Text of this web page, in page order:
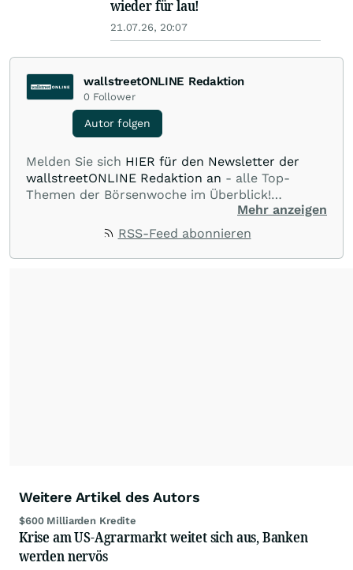
wieder für lau!
21.07.26, 20:07
wallstreetONLINE Redaktion
0 Follower
Autor folgen
Melden Sie sich HIER für den Newsletter der
wallstreetONLINE Redaktion an - alle Top-
Themen der Börsenwoche im Überblick!
Verpassen Sie kein wichtiges Anleger-Thema!Für
Beiträge auf diesem journalistischen Channel ist
die Chefredaktion der wallstreetONLINE
Redaktion verantwortlich. Die Fachjournalisten
Mehr anzeigen
RSS-Feed abonnieren
Weitere Artikel des Autors
$600 Milliarden Kredite
Krise am US-Agrarmarkt weitet sich aus, Banken
werden nervös